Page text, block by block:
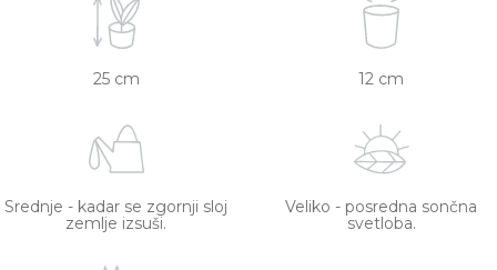
25 cm 12 cm
Srednje - kadar se zgornji sloj
zemlje izsuši.
Veliko - posredna sončna
svetloba.